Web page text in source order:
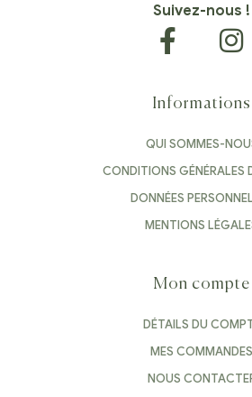
Suivez-nous !
Informations
QUI SOMMES-
CONDITIONS GÉNÉRALES
DONNÉES
MENTIONS
Mon compte
DÉTAILS DU
MES COMMANDES
NOUS